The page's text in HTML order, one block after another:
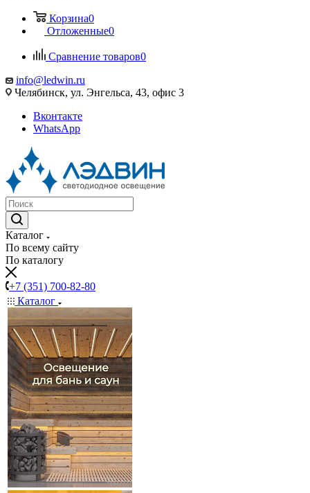
Корзина0
Отложенные0
Сравнение товаров0
info@ledwin.ru
Челябинск, ул. Энгельса, 43, офис 3
Вконтакте
WhatsApp
Каталог
По всему сайту
По каталогу
+7 (351) 700-82-80
Каталог